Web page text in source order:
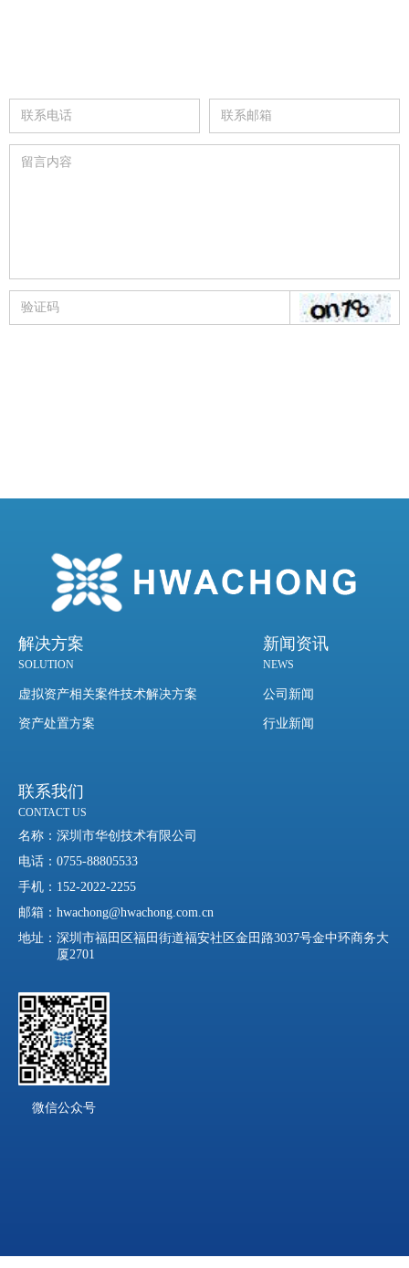
联系我们
CONTACT US
名称： 深圳市华创技术有限公司
电话： 0755-88805533
手机： 152-2022-2255
邮箱： hwachong@hwachong.com.cn
地址： 深圳市福田区福田街道福安社区金田路3037号金中环商务大
厦2701
微信公众号
解决方案
SOLUTION
虚拟资产相关案件技术解决方案
资产处置方案
新闻资讯
NEWS
公司新闻
行业新闻